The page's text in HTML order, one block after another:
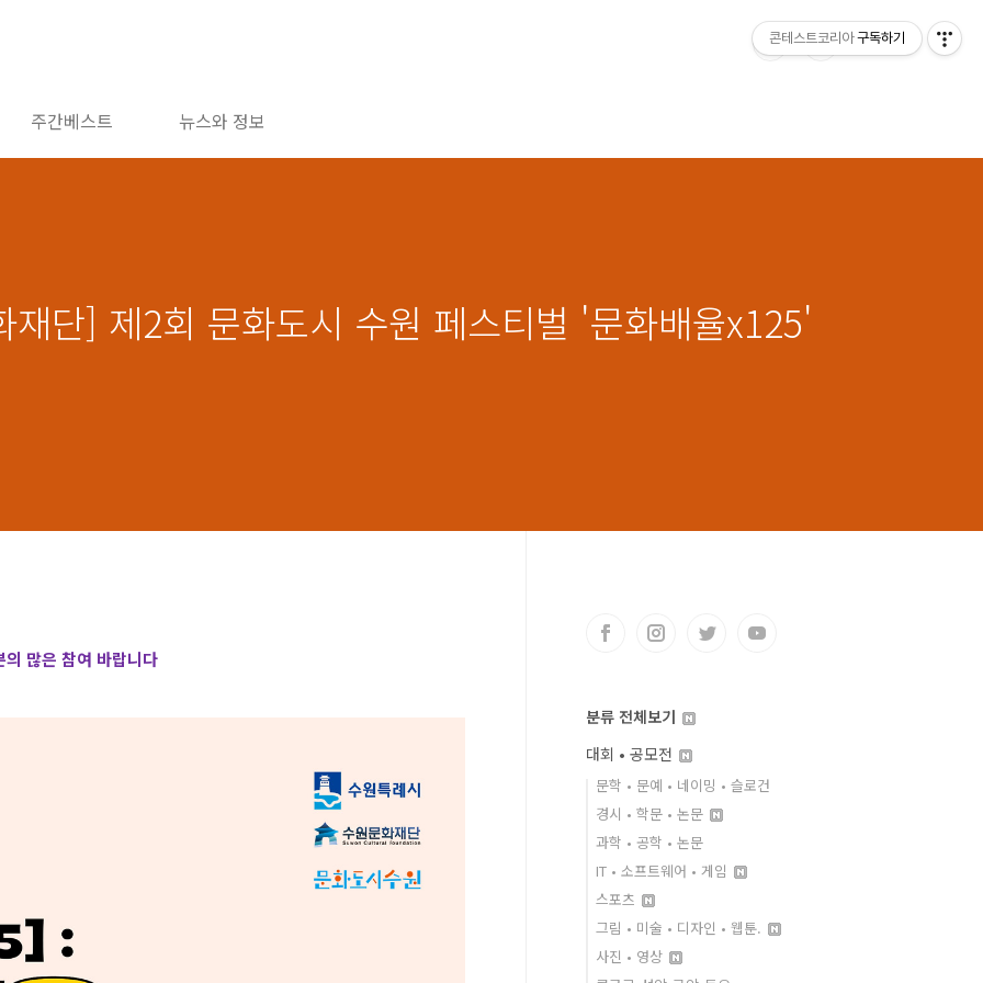
주간베스트 뉴스와 정보
단] 제2회 문화도시 수원 페스티벌 '문화배율x125'
의 많은 참여 바랍니다
분류 전체보기
대회 • 공모전
문학 • 문예 • 네이밍 • 슬로건
경시 • 학문 • 논문
과학 • 공학 • 논문
IT • 소프트웨어 • 게임
스포츠
그림 • 미술 • 디자인 • 웹툰.
사진 • 영상
콘테스트코리아 구독하기